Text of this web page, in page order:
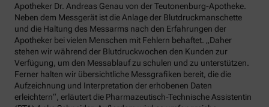
Apotheker Dr. Andreas Genau von der Teutonenburg-Apotheke.
Neben dem Messgerät ist die Anlage der Blutdruckmanschette
und die Haltung des Messarms nach den Erfahrungen der
Apotheker bei vielen Menschen mit Fehlern behaftet. „Daher
stehen wir während der Blutdruckwochen den Kunden zur
Verfügung, um den Messablauf zu schulen und zu unterstützen.
Ferner halten wir übersichtliche Messgrafiken bereit, die die
Aufzeichnung und Interpretation der erhobenen Daten
erleichtern“, erläutert die Pharmazeutisch-Technische Assistentin